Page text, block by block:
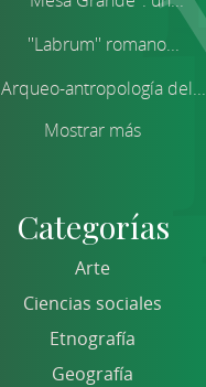
''Labrum'' romano...
Arqueo-antropología del...
Mostrar más
Categorías
Arte
Ciencias sociales
Etnografía
Geografía